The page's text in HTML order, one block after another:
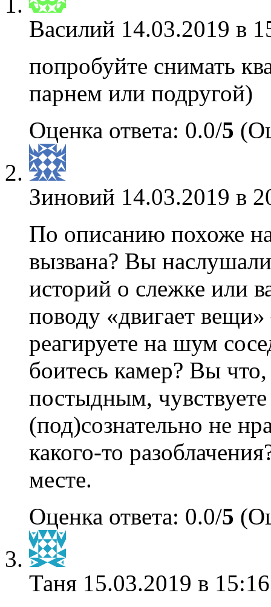
Василий 14.03.2019 в
попробуйте снимать
парнем или подругой)
Оценка ответа: 0.0/5
Зиновий 14.03.2019 в
По описанию похоже
вызвана? Вы
историй о слежке или
поводу «двигает
реагируете на шум
боитесь камер? Вы
постыдным,
(под)сознательно не
какого-то
месте.
Оценка ответа: 0.0/5
Таня 15.03.2019 в